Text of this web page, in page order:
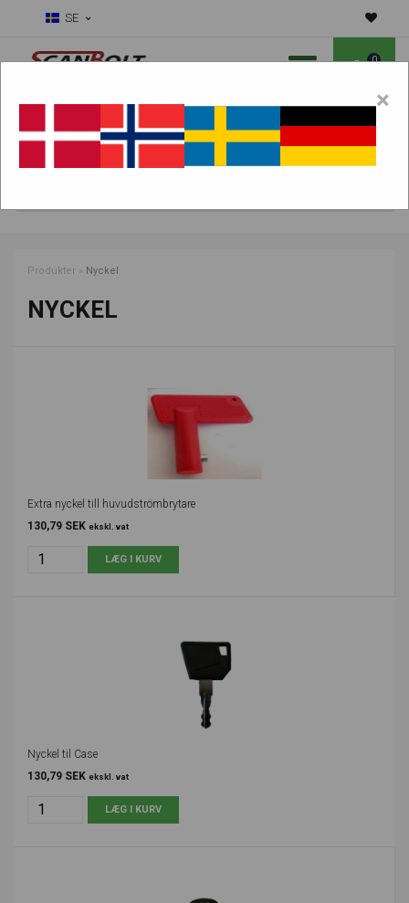
SE
0
Produkter » Nyckel
NYCKEL
Extra nyckel till huvudströmbrytare
130,79 SEK ekskl. vat
Nyckel til Case
130,79 SEK ekskl. vat
×